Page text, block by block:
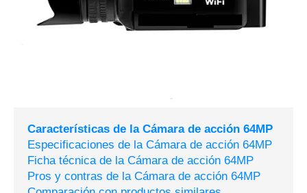
Características de la Cámara de acción 64MP
Especificaciones de la Cámara de acción 64MP
Ficha técnica de la Cámara de acción 64MP
Pros y contras de la Cámara de acción 64MP